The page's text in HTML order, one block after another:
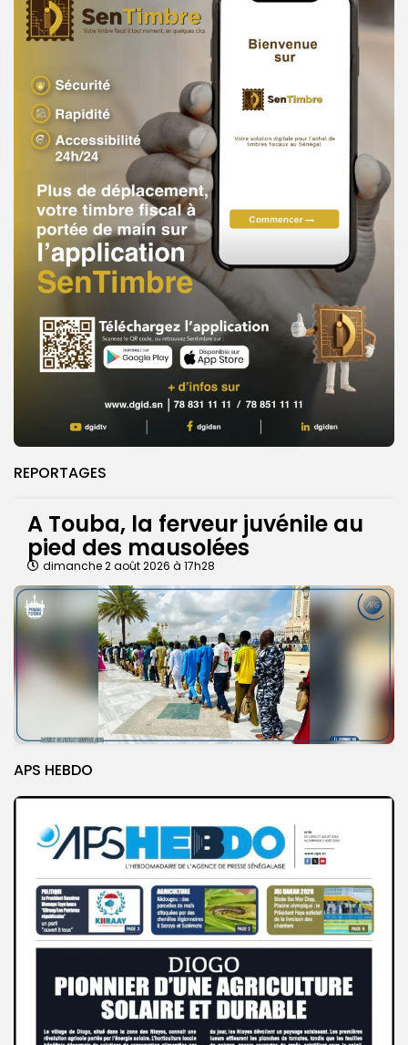
REPORTAGES
A Touba, la ferveur juvénile au
pied des mausolées
dimanche 2 août 2026 à 17h28
APS HEBDO